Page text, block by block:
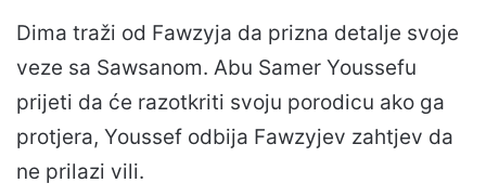
Dima traži od Fawzyja da prizna detalje svoje
veze sa Sawsanom. Abu Samer Youssefu
prijeti da će razotkriti svoju porodicu ako ga
protjera, Youssef odbija Fawzyjev zahtjev da
ne prilazi vili.